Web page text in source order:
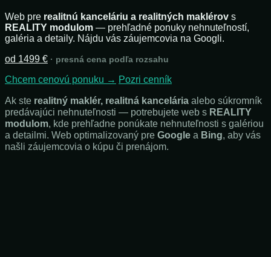
Web pre realitnú kanceláriu a realitných maklérov s
REALITY modulom — prehľadné ponuky nehnuteľností,
galéria a detaily. Nájdu vás záujemcovia na Googli.
od 1499 € · presná cena podľa rozsahu
Chcem cenovú ponuku → Pozri cenník
Ak ste realitný maklér, realitná kancelária alebo súkromník
predávajúci nehnuteľnosti — potrebujete web s REALITY
modulom, kde prehľadne ponúkate nehnuteľnosti s galériou
a detailmi. Web optimalizovaný pre Google a Bing, aby vás
našli záujemcovia o kúpu či prenájom.